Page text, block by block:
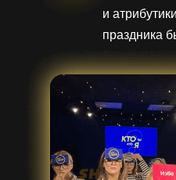
и
праздника